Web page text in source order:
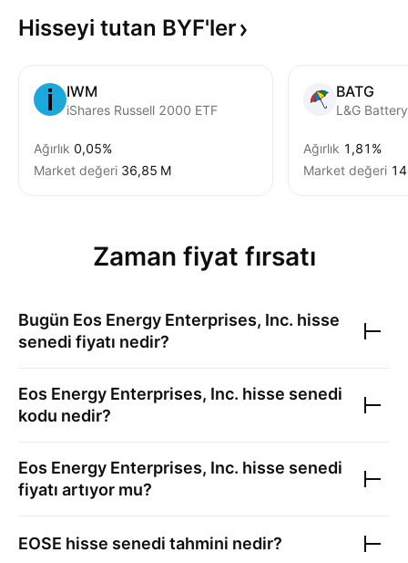
Hisseyi tutan BYF'ler
IWM
iShares Russell 2000 ETF
Ağırlık 0,05%
Market değeri ‪36,85 M‬
BATG
Ağırlık 1,81%
Market değeri
Zaman fiyat fırsatı
Bugün Eos Energy Enterprises, Inc. hisse
senedi fiyatı nedir?
Eos Energy Enterprises, Inc. hisse senedi
kodu nedir?
Eos Energy Enterprises, Inc. hisse senedi
fiyatı artıyor mu?
EOSE hisse senedi tahmini nedir?